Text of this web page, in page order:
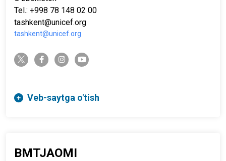
Tel.: +998 78 148 02 00
tashkent@unicef.org
tashkent@unicef.org
twitter-x facebook-finstagramyoutube
Veb-saytga o'tish
BMTJAOMI